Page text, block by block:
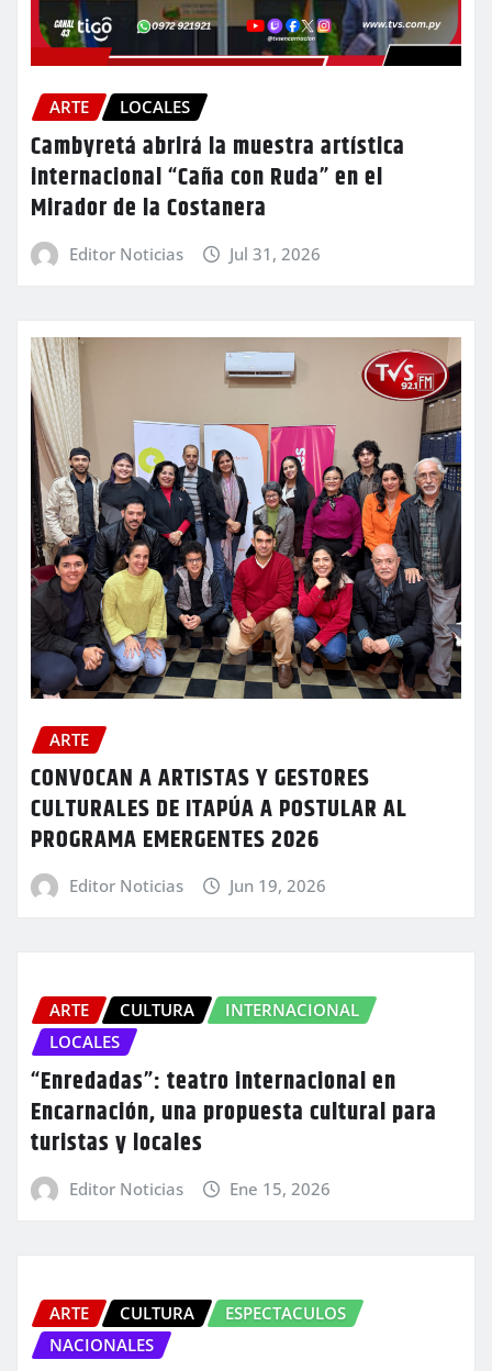
ARTE LOCALES
Cambyretá abrirá la muestra artística
internacional “Caña con Ruda” en el
Mirador de la Costanera
Editor Noticias Jul 31, 2026
ARTE
CONVOCAN A ARTISTAS Y GESTORES
CULTURALES DE ITAPÚA A POSTULAR AL
PROGRAMA EMERGENTES 2026
Editor Noticias Jun 19, 2026
ARTE CULTURA
INTERNACIONAL
LOCALES
“Enredadas”: teatro internacional en
Encarnación, una propuesta cultural para
turistas y locales
Editor Noticias Ene 15, 2026
ARTE CULTURA
ESPECTACULOS
NACIONALES